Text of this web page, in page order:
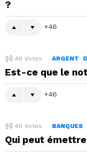
?
46
46 Votes ARGENT
Est-ce que le
46
46 Votes BANQUES
Qui peut